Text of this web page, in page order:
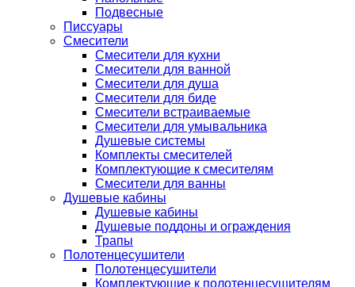
Подвесные
Писсуары
Смесители
Смесители для кухни
Смесители для ванной
Смесители для душа
Смесители для биде
Смесители встраиваемые
Смесители для умывальника
Душевые системы
Комплекты смесителей
Комплектующие к смесителям
Смесители для ванны
Душевые кабины
Душевые кабины
Душевые поддоны и ограждения
Трапы
Полотенцесушители
Полотенцесушители
Комплектующие к полотенцесушителям